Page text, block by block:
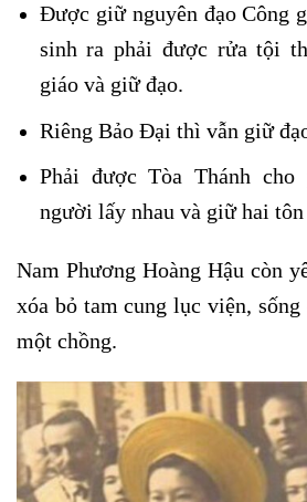
Được giữ nguyên đạo Công
sinh ra phải được rửa tội
giáo và giữ đạo.
Riêng Bảo Đại thì vẫn giữ
Phải được Tòa Thánh cho
người lấy nhau và giữ hai tôn
Nam Phương Hoàng Hậu còn
xóa bỏ tam cung lục viện,
một chồng.